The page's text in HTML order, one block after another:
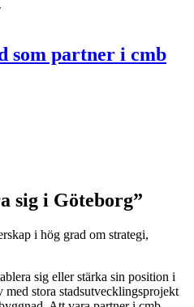
som partner i cmb
sig i Göteborg”
i hög grad om strategi,
sig eller stärka sin position i
stora stadsutvecklingsprojekt